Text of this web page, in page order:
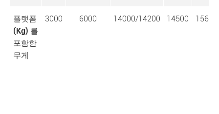
플랫폼
(Kg) 를
포함한
무게
3000 6000 14000/14200 14500 15600